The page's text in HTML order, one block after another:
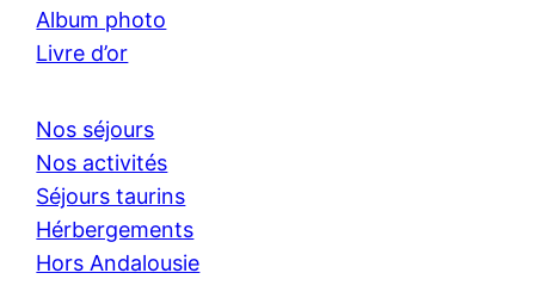
Album photo
Livre d’or
Nos séjours
Nos activités
Séjours taurins
Hérbergements
Hors Andalousie